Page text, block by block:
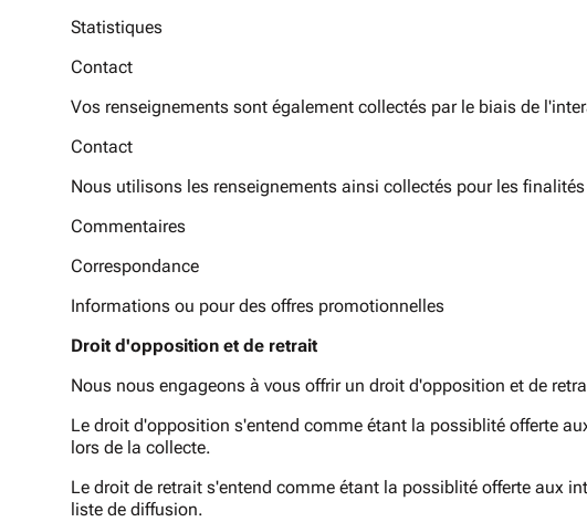
Statistiques
Contact
Vos renseignements sont également collectés par le biais de
Contact
Nous utilisons les renseignements ainsi collectés pour les
Commentaires
Correspondance
Informations ou pour des offres promotionnelles
Droit d'opposition et de retrait
Nous nous engageons à vous offrir un droit d'opposition et de
Le droit d'opposition s'entend comme étant la possiblité offerte
lors de la collecte.
Le droit de retrait s'entend comme étant la possiblité offerte aux
liste de diffusion.